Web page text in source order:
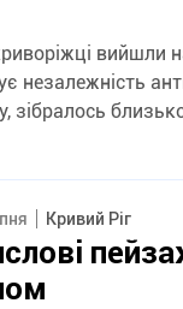
вийшли
антикорупційних
Кривий Ріг